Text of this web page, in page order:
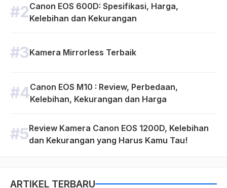
Canon EOS 600D: Spesifikasi, Harga,
Kelebihan dan Kekurangan
Kamera Mirrorless Terbaik
Canon EOS M10 : Review, Perbedaan,
Kelebihan, Kekurangan dan Harga
Review Kamera Canon EOS 1200D, Kelebihan
dan Kekurangan yang Harus Kamu Tau!
ARTIKEL TERBARU